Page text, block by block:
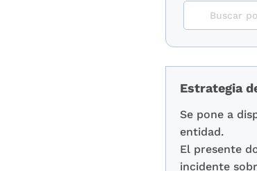
Estrategia
Se pone a
entidad.
El presente
incidente